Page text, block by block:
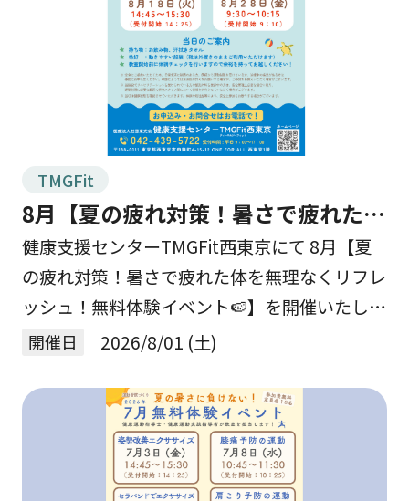
TMGFit
8月【夏の疲れ対策！暑さで疲れた体
を無理なくリフレッシュ！無料体験
イベント🍉】を開催します☆
健康支援センターTMGFit西東京にて 8月【夏
の疲れ対策！暑さで疲れた体を無理なくリフレ
ッシュ！無料体験イベント🍉】を開催いたしま
す☆ 連日の厳しい暑さに、いよいよ夏本番
と、 […]
開催日 2026/8/01 (土)